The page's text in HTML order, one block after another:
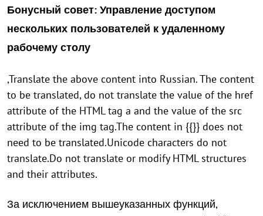
Бонусный совет: Управление доступом
нескольких пользователей к удаленному
рабочему столу
,Translate the above content into Russian. The content
to be translated, do not translate the value of the href
attribute of the HTML tag a and the value of the src
attribute of the img tag.The content in {{}} does not
need to be translated.Unicode characters do not
translate.Do not translate or modify HTML structures
and their attributes.
За исключением вышеуказанных функций,